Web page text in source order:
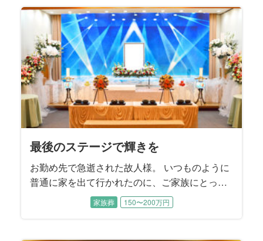
う。 鷺のごとく、白い羽を広げ飛び立とうとさ
れる故人様。 そのお姿で旅立つ事を、ご本人様
が望んでおられる、そう解釈するご家族様のお
手伝いをさせていただきました。
最後のステージで輝きを
お勤め先で急逝された故人様。 いつものように
普通に家を出て行かれたのに、ご家族にとって
はあまりにも突然の事で、ご家族はその事実を
受け止めきれない状態でいらっしゃいました。
家族葬 150〜200万円